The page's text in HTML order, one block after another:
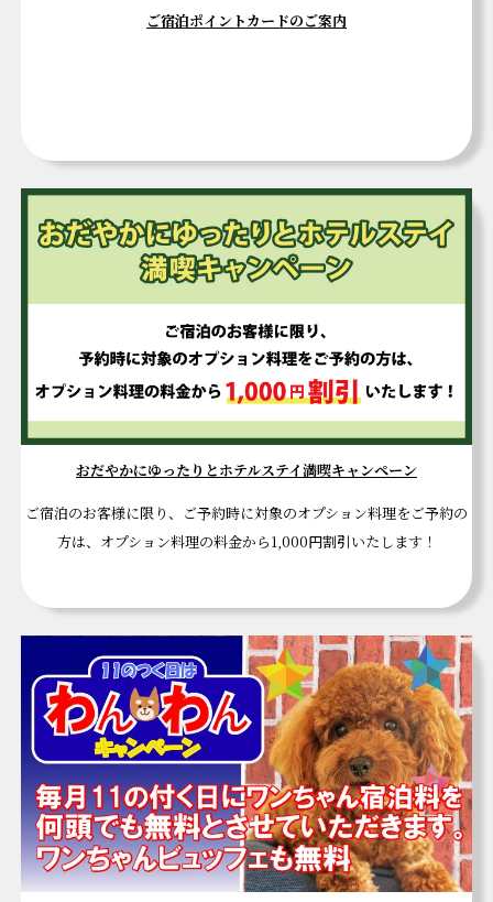
ご宿泊ポイントカードのご案内
おだやかにゆったりとホテルステイ満喫キャンペーン
ご宿泊のお客様に限り、ご予約時に対象のオプション料理をご予約の
方は、オプション料理の料金から1,000円割引いたします！